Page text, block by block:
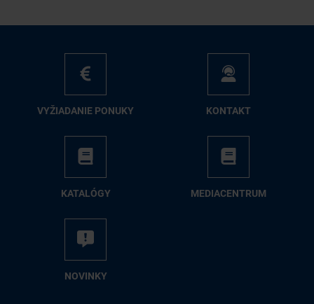
VY­ŽIA­DA­NIE PO­NU­KY KON­TAKT
KA­TA­LÓ­GY ME­DIA­CEN­TRUM
NO­VIN­KY